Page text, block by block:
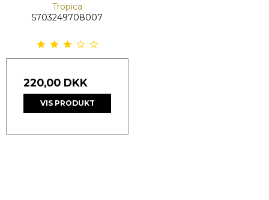
Tropica
5703249708007
220,00 DKK
VIS PRODUKT